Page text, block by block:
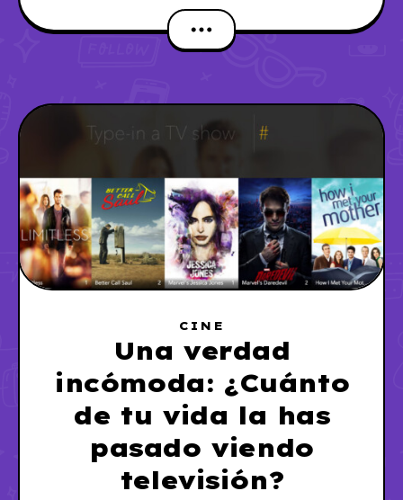
CINE
Una verdad
incómoda: ¿Cuánto
de tu vida la has
pasado viendo
televisión?